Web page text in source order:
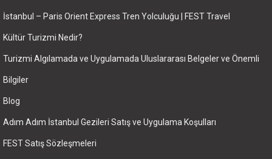
İstanbul – Paris Orient Express Tren Yolculuğu | FEST Travel
Kültür Turizmi Nedir?
Turizmi Algılamada ve Uygulamada Uluslararası Belgeler ve Önemli
Bilgiler
Blog
Adım Adım İstanbul Gezileri Satış ve Uygulama Koşulları
FEST Satış Sözleşmeleri